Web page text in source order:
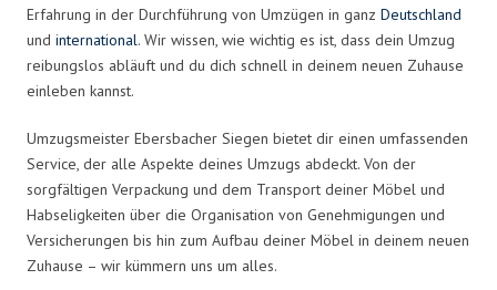
Erfahrung in der Durchführung von Umzügen in ganz Deutschland
und international. Wir wissen, wie wichtig es ist, dass dein Umzug
reibungslos abläuft und du dich schnell in deinem neuen Zuhause
einleben kannst.
Umzugsmeister Ebersbacher Siegen bietet dir einen umfassenden
Service, der alle Aspekte deines Umzugs abdeckt. Von der
sorgfältigen Verpackung und dem Transport deiner Möbel und
Habseligkeiten über die Organisation von Genehmigungen und
Versicherungen bis hin zum Aufbau deiner Möbel in deinem neuen
Zuhause – wir kümmern uns um alles.